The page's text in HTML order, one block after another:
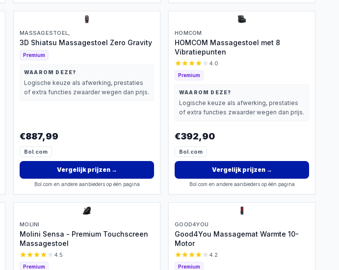
MASSAGESTOEL,
3D Shiatsu Massagestoel Zero Gravity
Premium
WAAROM DEZE?
Logische keuze als afwerking, prestaties
of extra functies zwaarder wegen dan prijs.
€887,99
Bol.com
Vergelijk prijzen→
Bol.com en andere aanbieders op één pagina
HOMCOM
HOMCOM Massagestoel met 8
Vibratiepunten
4.0
Premium
WAAROM DEZE?
Logische keuze als afwerking, prestaties
of extra functies zwaarder wegen dan prijs.
€392,90
Bol.com
Vergelijk prijzen→
Bol.com en andere aanbieders op één pagina
MOLINI
Molini Sensa - Premium Touchscreen
Massagestoel
4.5
Premium
GOOD4YOU
Good4You Massagemat Warmte 10-
Motor
4.2
Premium